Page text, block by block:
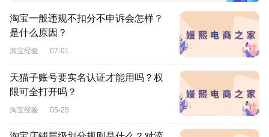
淘宝一般违规不扣分不申诉会怎样？
是什么原因？
淘宝经验 07-01
天猫子账号要实名认证才能用吗？权
限可全打开吗？
淘宝经验 05-25